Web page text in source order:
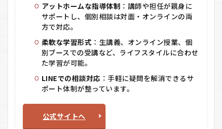
員予
備校
EYE
の料
は？
備校
アットホームな指導体制 ：講師や担任が親身に
サポートし、個別相談は対面・オンラインの両
方で対応。
柔軟な学習形式 ：生講義、オンライン授業、個
別ブースでの受講など、ライフスタイルに合わせ
た学習が可能。
LINEでの相談対応 ：手軽に疑問を解消できるサ
ポート体制が整っています。
公式サイトへ